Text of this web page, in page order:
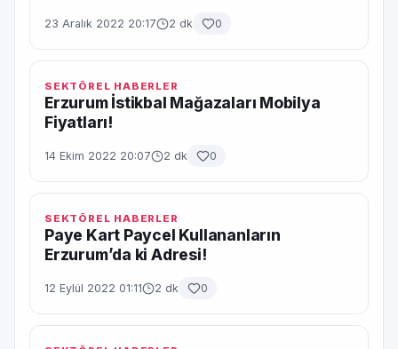
23 Aralık 2022 20:17 2 dk 0
SEKTÖREL HABERLER
Erzurum İstikbal Mağazaları Mobilya
Fiyatları!
14 Ekim 2022 20:07 2 dk 0
SEKTÖREL HABERLER
Paye Kart Paycel Kullananların
Erzurum’da ki Adresi!
12 Eylül 2022 01:11 2 dk 0